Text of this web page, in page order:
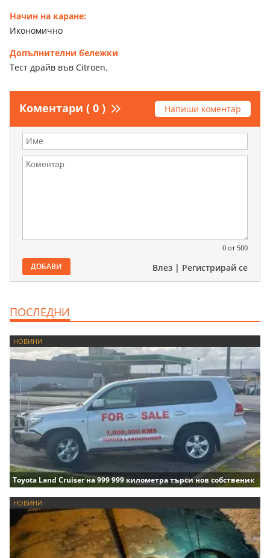
Начин на каране:
Икономично
Допълнителни бележки
Тест драйв във Citroen.
Коментари ( 0 ) Напиши коментар
0 от 500
ДОБАВИ Влез | Регистрирай се
ПОСЛЕДНИ
НОВИНИ
Toyota Land Cruiser на 999 999 километра търси нов собственик
НОВИНИ